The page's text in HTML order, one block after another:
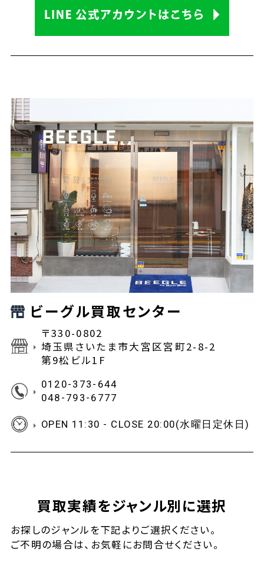
ビーグル買取センター
〒330-0802
埼玉県さいたま市大宮区宮町2-8-2
第9松ビル1F
0120-373-644
048-793-6777
OPEN 11:30 - CLOSE 20:00(水曜日定休日)
買取実績をジャンル別に選択
お探しのジャンルを下記よりご選択ください。
ご不明の場合は、お気軽にお問合せください。